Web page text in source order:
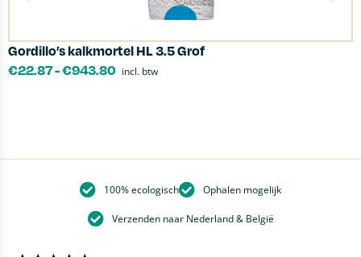
Gordillo’s kalkmortel HL 3.5 Grof
€22.87-€943.80 incl. btw
100% ecologisch Ophalen mogelijk
Verzenden naar Nederland & België